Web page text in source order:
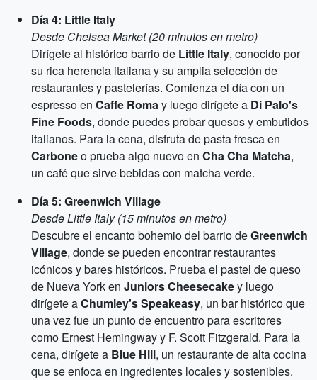
Día 4: Little Italy
Desde Chelsea Market (20 minutos en metro)
Dirígete al histórico barrio de Little Italy, conocido por
su rica herencia italiana y su amplia selección de
restaurantes y pastelerías. Comienza el día con un
espresso en Caffe Romay luego dirígete a Di Palo's
Fine Foods, donde puedes probar quesos y embutidos
italianos. Para la cena, disfruta de pasta fresca en
Carboneo prueba algo nuevo en Cha Cha Matcha,
un café que sirve bebidas con matcha verde.
Día 5: Greenwich Village
Desde Little Italy (15 minutos en metro)
Descubre el encanto bohemio del barrio deGreenwich
Village, donde se pueden encontrar restaurantes
icónicos y bares históricos. Prueba el pastel de queso
de Nueva York en Juniors Cheesecakey luego
dirígete aChumley's Speakeasy, un bar histórico que
una vez fue un punto de encuentro para escritores
como Ernest Hemingway y F. Scott Fitzgerald. Para la
cena, dirígete a Blue Hill, un restaurante de alta cocina
que se enfoca en ingredientes locales y sostenibles.